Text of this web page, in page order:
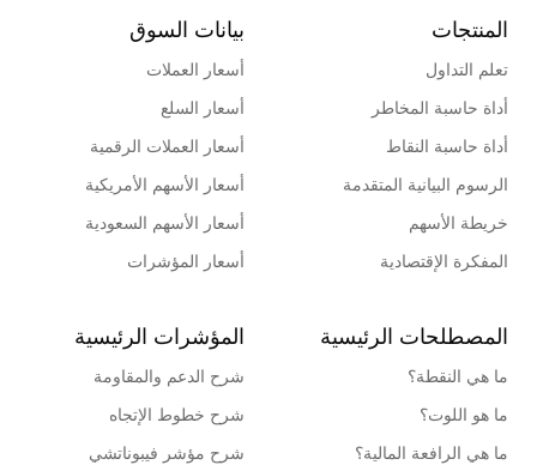
المنتجات
تعلم التداول
أداة حاسبة المخاطر
أداة حاسبة النقاط
الرسوم البيانية المتقدمة
خريطة الأسهم
المفكرة الإقتصادية
بيانات السوق
أسعار العملات
أسعار السلع
أسعار العملات الرقمية
أسعار الأسهم الأمريكية
أسعار الأسهم السعودية
أسعار المؤشرات
المصطلحات الرئيسية
ما هي النقطة؟
ما هو اللوت؟
ما هي الرافعة المالية؟
المؤشرات الرئيسية
شرح الدعم والمقاومة
شرح خطوط الإتجاه
شرح مؤشر فيبوناتشي